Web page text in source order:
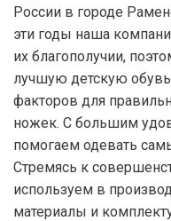
России в городе
эти годы наша
их благополучии,
лучшую детскую
факторов для
ножек. С большим
помогаем одевать
Стремясь к
используем в
материалы и